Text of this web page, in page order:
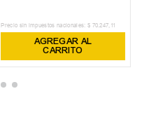
Precio sin impuestos nacionales: $ 70 .247 11
AGREGAR AL
CARRITO